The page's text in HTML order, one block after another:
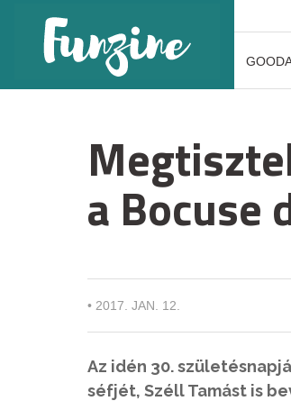
a Bocuse
• 2017. JAN. 12.
Az idén 30.
séfjét, Széll Tamást is